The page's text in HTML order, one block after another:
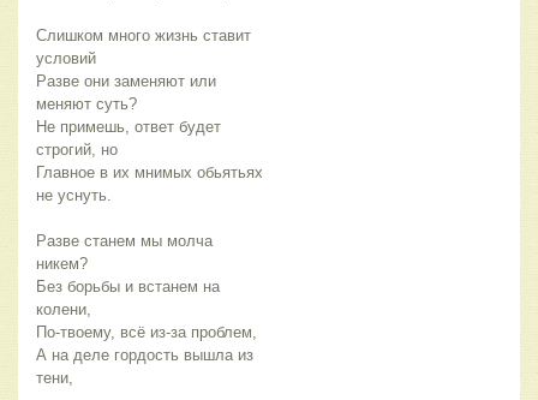
Слишком много жизнь ставит
условий
Разве они заменяют или
меняют суть?
Не примешь, ответ будет
строгий, но
Главное в их мнимых обьятьях
не уснуть.
Разве станем мы молча
никем?
Без борьбы и встанем на
колени,
По-твоему, всё из-за проблем,
А на деле гордость вышла из
тени,